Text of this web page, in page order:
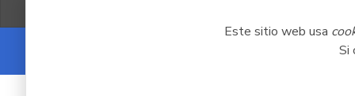
Este sitio web usa
Si